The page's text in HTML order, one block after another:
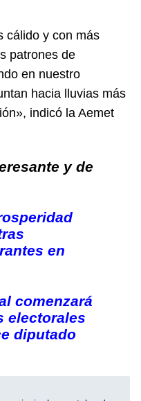
cálido y con más
patrones de
en nuestro
hacia lluvias más
indicó la Aemet
y de
en
comenzará
electorales
diputado